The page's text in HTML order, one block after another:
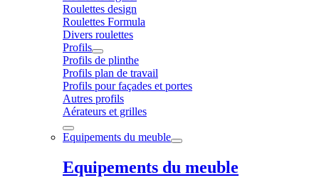
Roulettes design
Roulettes Formula
Divers roulettes
Profils
Profils de plinthe
Profils plan de travail
Profils pour façades et portes
Autres profils
Aérateurs et grilles
Equipements du meuble
Equipements du meuble